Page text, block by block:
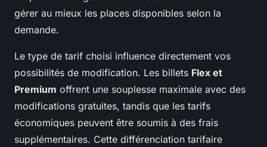
gérer au mieux les places disponibles selon la
demande.
Le type de tarif choisi influence directement vos
possibilités de modification. Les billets Flex et
Premium offrent une souplesse maximale avec des
modifications gratuites, tandis que les tarifs
économiques peuvent être soumis à des frais
supplémentaires. Cette différenciation tarifaire